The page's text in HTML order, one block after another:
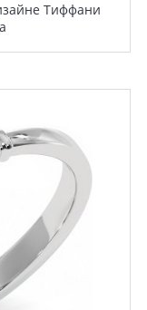
Тиффани